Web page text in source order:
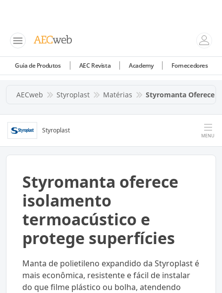
Guia de Produtos AEC Revista Academy Fornecedores
AECweb Styroplast Matérias Styromanta Oferece
Styroplast
MENU
Styromanta oferece
isolamento
termoacústico e
protege superfícies
Manta de polietileno expandido da Styroplast é
mais econômica, resistente e fácil de instalar
do que filme plástico ou bolha, atendendo